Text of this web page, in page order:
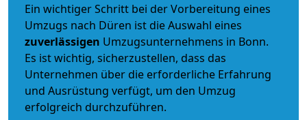
Ein wichtiger Schritt bei der Vorbereitung eines
Umzugs nach Düren ist die Auswahl eines
zuverlässigen Umzugsunternehmens in Bonn.
Es ist wichtig, sicherzustellen, dass das
Unternehmen über die erforderliche Erfahrung
und Ausrüstung verfügt, um den Umzug
erfolgreich durchzuführen.